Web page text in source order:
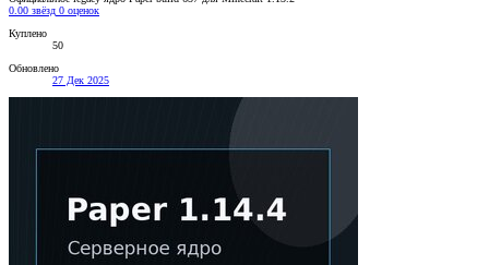
0.00 звёзд 0 оценок
Куплено
50
Обновлено
27 Дек 2025